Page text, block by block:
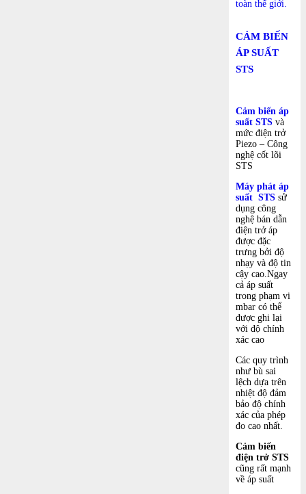
toàn thế giới.
CẢM BIẾN
ÁP SUẤT
STS
Cảm biến áp
suất STS và
mức điện trở
Piezo – Công
nghệ cốt lõi
STS
Máy phát áp
suất STS sử
dụng công
nghệ bán dẫn
điện trở áp
được đặc
trưng bởi độ
nhạy và độ tin
cậy cao.Ngay
cả áp suất
trong phạm vi
mbar có thể
được ghi lại
với độ chính
xác cao
Các quy trình
như bù sai
lệch dựa trên
nhiệt độ đảm
bảo độ chính
xác của phép
đo cao nhất.
Cảm biến
điện trở STS
cũng rất mạnh
về áp suất